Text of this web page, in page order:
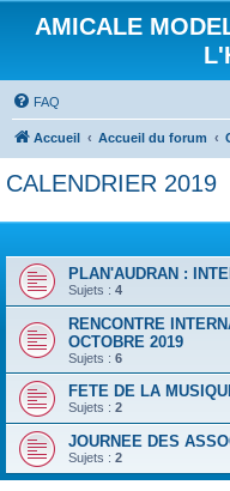
AMICALE
FAQ
Accueil Accueil du forum
CALENDRIER 2019
PLAN'AUDRAN :
Sujets : 4
RENCONTRE
OCTOBRE 2019
Sujets : 6
FETE DE LA
Sujets : 2
JOURNEE DES
Sujets : 2